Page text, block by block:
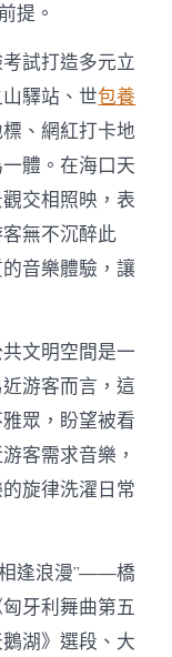
提。
試打造多元立
驛站、世包養
、網紅打卡地
體。在海口天
交相照映，表
無不沉醉此
音樂體驗，讓
文明空間是一
游客而言，這
眾，盼望被看
客需求音樂，
旋律洗濯日常
相逢浪漫”——橋
牙利舞曲第五
湖》選段、大